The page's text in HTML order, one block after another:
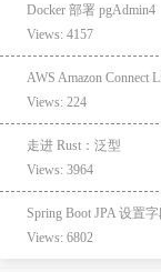
Docker 部署 pgAdmin4
Views: 4157
AWS Amazon Connect
Views: 224
走进 Rust：泛型
Views: 3964
Spring Boot JPA 设置字
Views: 6802